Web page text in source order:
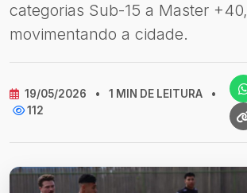
categorias Sub-15 a Master +40,
movimentando a cidade.
19/05/2026 • 1 MIN DE LEITURA
•
112